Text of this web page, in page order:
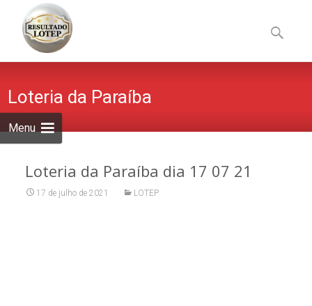
Menu
to
content
por:
Loteria da Paraíba
Loteria da Paraíba dia 17 07 21
17 de julho de 2021 LOTEP